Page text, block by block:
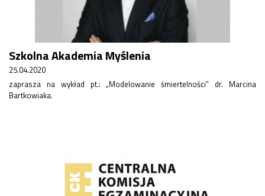
Szkolna Akademia Myślenia
25.04.2020
zaprasza na wykład pt.: „Modelowanie śmiertelności” dr. Marcina
Bartkowiaka.